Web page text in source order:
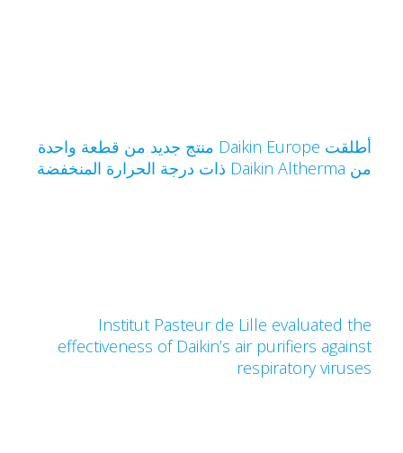
أطلقت Daikin Europe منتج جديد من قطعة واحدة
Institut Pasteur de Lille evaluated
effectiveness of Daikin’s air purifiers
respiratory